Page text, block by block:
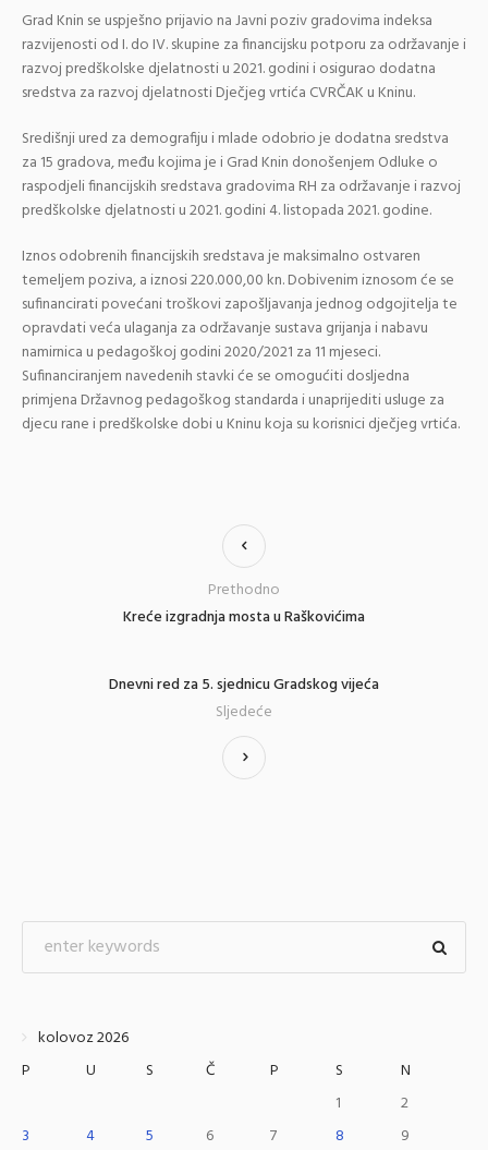
Grad Knin se uspješno prijavio na Javni poziv gradovima indeksa
razvijenosti od I. do IV. skupine za financijsku potporu za održavanje i
razvoj predškolske djelatnosti u 2021. godini i osigurao dodatna
sredstva za razvoj djelatnosti Dječjeg vrtića CVRČAK u Kninu.
Središnji ured za demografiju i mlade odobrio je dodatna sredstva
za 15 gradova, među kojima je i Grad Knin donošenjem Odluke o
raspodjeli financijskih sredstava gradovima RH za održavanje i razvoj
predškolske djelatnosti u 2021. godini 4. listopada 2021. godine.
Iznos odobrenih financijskih sredstava je maksimalno ostvaren
temeljem poziva, a iznosi 220.000,00 kn. Dobivenim iznosom će se
sufinancirati povećani troškovi zapošljavanja jednog odgojitelja te
opravdati veća ulaganja za održavanje sustava grijanja i nabavu
namirnica u pedagoškoj godini 2020/2021 za 11 mjeseci.
Sufinanciranjem navedenih stavki će se omogućiti dosljedna
primjena Državnog pedagoškog standarda i unaprijediti usluge za
djecu rane i predškolske dobi u Kninu koja su korisnici dječjeg vrtića.
Kreće izgradnja mosta u Raškovićima
Prethodno
Dnevni red za 5. sjednicu Gradskog vijeća
Sljedeće
kolovoz 2026
P
U S Č P S
N
1
2
3
4 5 6 7 8
9